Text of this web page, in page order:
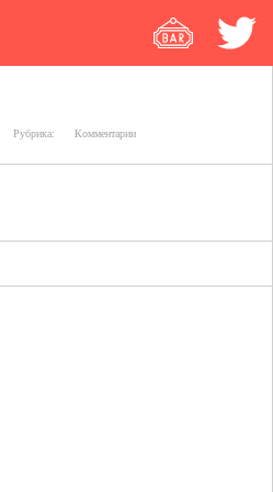
Рубрика: Комментарии